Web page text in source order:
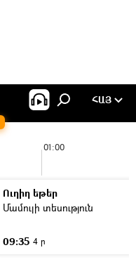
ՀԱՅ
01:00
Ուղիղ եթեր
Մամուլի տեսություն
09:35 4 ր